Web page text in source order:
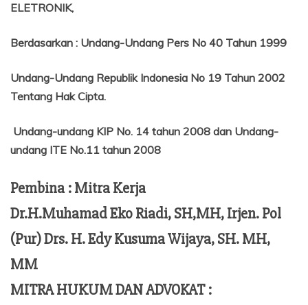
ELETRONIK,
Berdasarkan : Undang-Undang Pers No 40 Tahun 1999
Undang-Undang Republik Indonesia No 19 Tahun 2002
Tentang Hak Cipta.
Undang-undang KIP No. 14 tahun 2008 dan Undang-
undang ITE No.11 tahun 2008
Pembina : Mitra Kerja
Dr.H.Muhamad Eko Riadi, SH,MH, Irjen. Pol
(Pur) Drs. H. Edy Kusuma Wijaya, SH. MH,
MM
MITRA HUKUM DAN ADVOKAT :